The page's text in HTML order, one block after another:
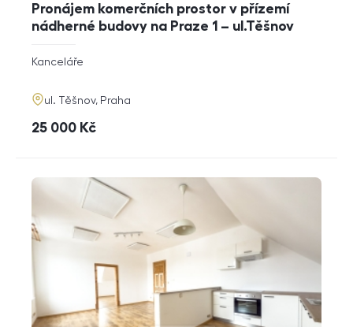
Pronájem komerčních prostor v přízemí
nádherné budovy na Praze 1 – ul.Těšnov
rozměry
dispozice
Kanceláře
adresa
ul. Těšnov, Praha
cena
25 000 Kč